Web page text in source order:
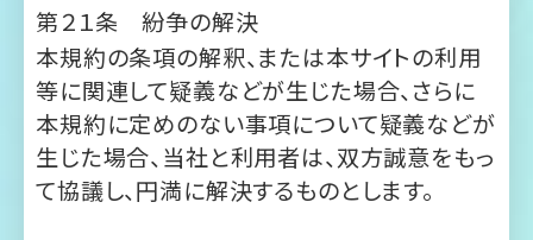
本規約に定めのない事項について疑義などが
生じた場合、当社と利用者は、双方誠意をもっ
て協議し、円満に解決するものとします。
第２２条 準拠法、管轄裁判所
１．本規約の有効性，解釈及び履行について